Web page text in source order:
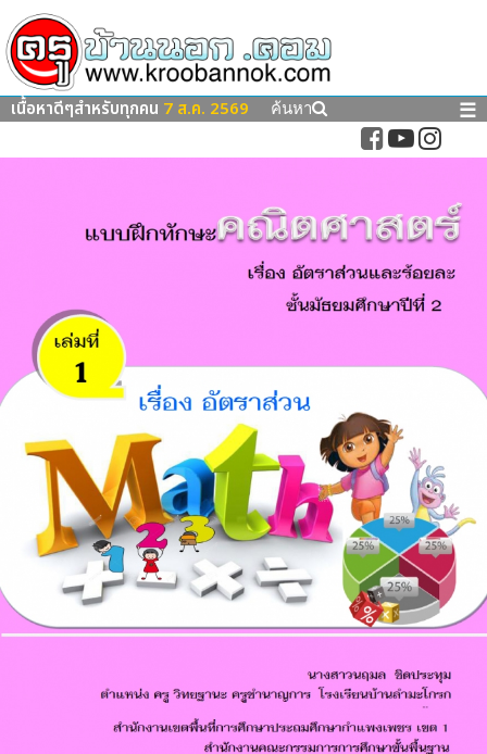
เนื้อหาดีๆสำหรับทุกคน 7 ส.ค. 2569 ค้นหา ☰